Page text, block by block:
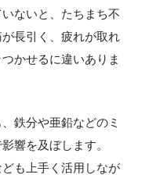
ないと、たちまち不
長引く、疲れが取れ
かせるに違いありま
鉄分や亜鉛などのミ
響を及ぼします。
も上手く活用しなが